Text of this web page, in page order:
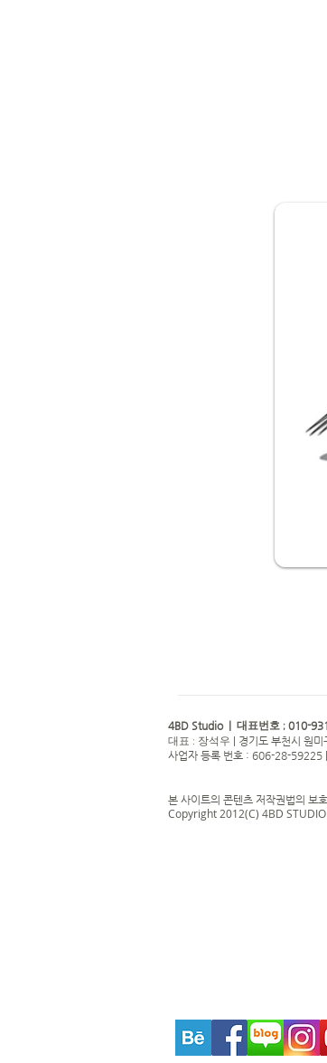
4BD Studio | 대표번호 ; 010-
대표 : 장석우
경기도 부천시 원
사업자 등록 번호 : 606-28-
본 사이트의 콘텐츠 저작권법의 보
Copyright 2012(C) 4BD